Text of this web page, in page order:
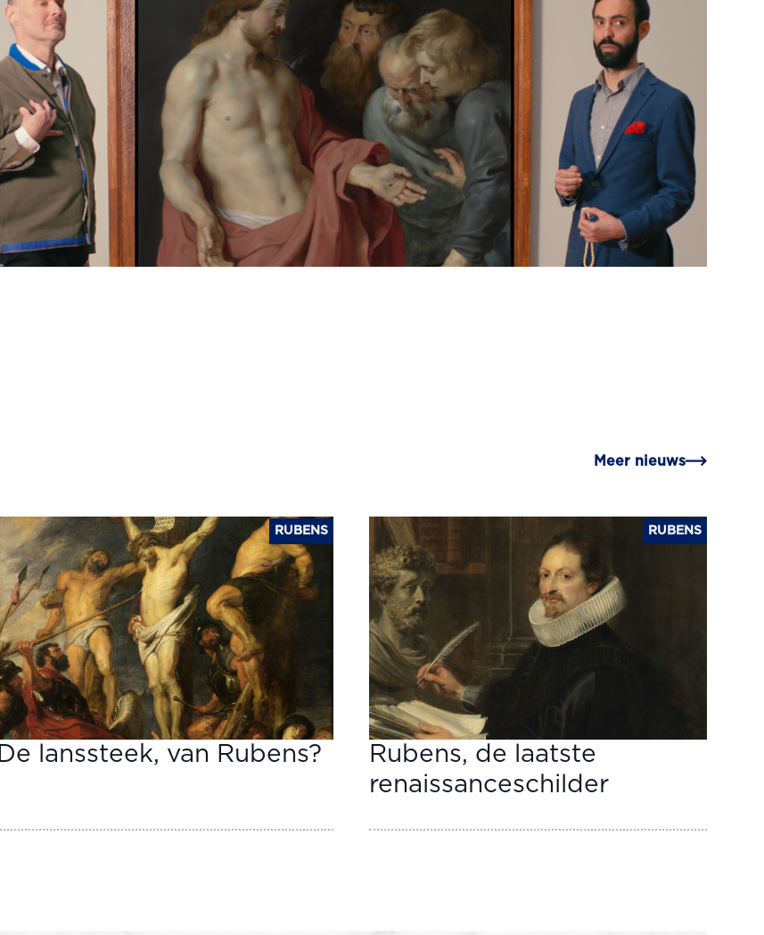
Meer nieuws
RUBENS
De lanssteek, van Rubens?
RUBENS
Rubens, de laatste
renaissanceschilder